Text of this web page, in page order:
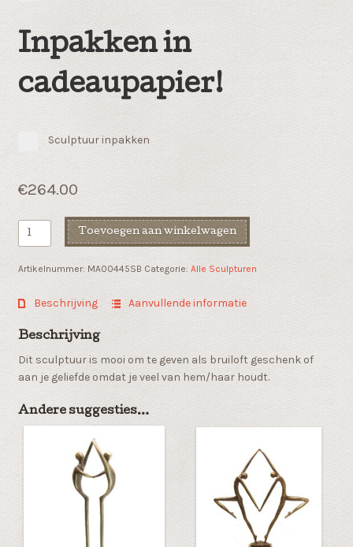
Inpakken in
cadeaupapier!
Sculptuur inpakken
€264.00
Liefdes
sculptuur
Toevoegen aan winkelwagen
Artikelnummer: MA00445SB Categorie: Alle Sculpturen
Beschrijving Aanvullende informatie
Beschrijving
Dit sculptuur is mooi om te geven als bruiloft geschenk of
aan je geliefde omdat je veel van hem/haar houdt.
Andere suggesties…